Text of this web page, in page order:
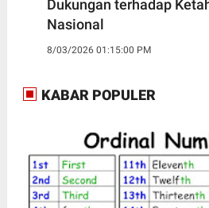
Dukungan terhadap
Nasional
8/03/2026 01:15:00 PM
KABAR POPULER